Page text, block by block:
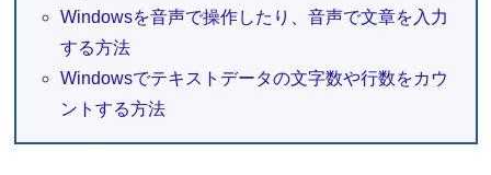
Windowsを音声で操作したり、音声で文章を入力
する方法
Windowsでテキストデータの文字数や行数をカウ
ントする方法